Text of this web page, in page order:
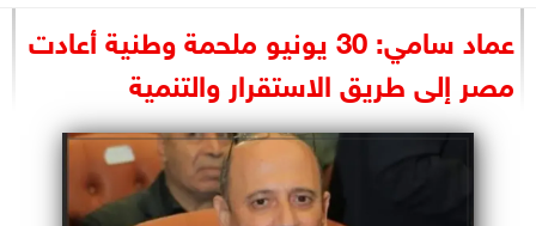
الرئاسة
البرلمان
الوزارات
الأحزاب
عماد سامي: 30 يونيو ملحمة وطنية أعادت
مصر إلى طريق الاستقرار والتنمية